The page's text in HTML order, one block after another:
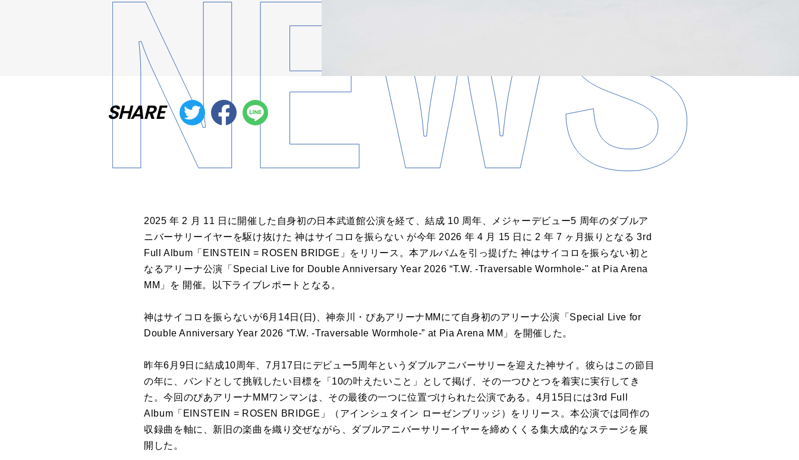
SHARE
2025 年 2 月 11 日に開催した自身初の日本武道館公演を経て、結成 10 周年、メジャーデビュー5 周年のダブルア
ニバーサリーイヤーを駆け抜けた 神はサイコロを振らない が今年 2026 年 4 月 15 日に 2 年 7 ヶ月振りとなる 3rd
Full Album「EINSTEIN = ROSEN BRIDGE」をリリース。本アルバムを引っ提げた 神はサイコロを振らない初と
なるアリーナ公演「Special Live for Double Anniversary Year 2026 “T.W. -Traversable Wormhole-" at Pia Arena
MM」を 開催。以下ライブレポートとなる。
神はサイコロを振らないが6月14日(日)、神奈川・ぴあアリーナMMにて自身初のアリーナ公演「Special Live for
Double Anniversary Year 2026 “T.W. -Traversable Wormhole-” at Pia Arena MM」を開催した。
昨年6月9日に結成10周年、7月17日にデビュー5周年というダブルアニバーサリーを迎えた神サイ。彼らはこの節目
の年に、バンドとして挑戦したい目標を「10の叶えたいこと」として掲げ、その一つひとつを着実に実行してき
た。今回のぴあアリーナMMワンマンは、その最後の一つに位置づけられた公演である。4月15日には3rd Full
Album「EINSTEIN = ROSEN BRIDGE」（アインシュタイン ローゼンブリッジ）をリリース。本公演では同作の
収録曲を軸に、新旧の楽曲を織り交ぜながら、ダブルアニバーサリーイヤーを締めくくる集大成的なステージを展
開した。